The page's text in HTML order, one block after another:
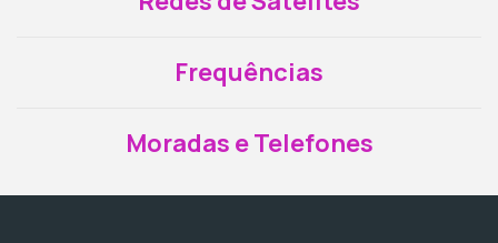
Frequências
Moradas e Telefones